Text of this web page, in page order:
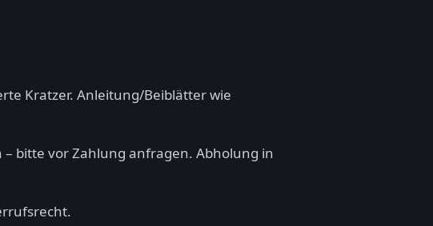
Kratzer. Anleitung/Beiblätter wie
bitte vor Zahlung anfragen. Abholung in